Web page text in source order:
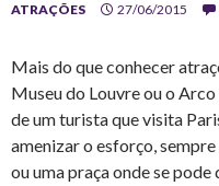
ATRAÇÕES 27/06/2015
Mais do que conhecer
Museu do Louvre ou o
de um turista que visita
amenizar o esforço,
ou uma praça onde se pode